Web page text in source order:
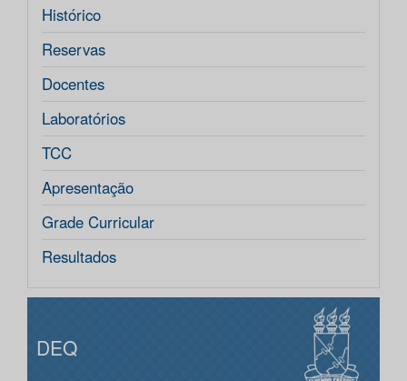
Histórico
Reservas
Docentes
Laboratórios
TCC
Apresentação
Grade Curricular
Resultados
DEQ